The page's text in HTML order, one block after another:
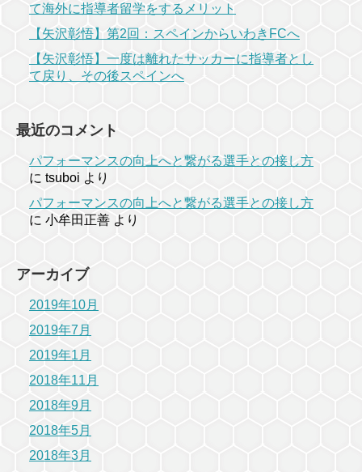
て海外に指導者留学をするメリット
【矢沢彰悟】第2回：スペインからいわきFCへ
【矢沢彰悟】一度は離れたサッカーに指導者とし
て戻り、その後スペインへ
最近のコメント
パフォーマンスの向上へと繋がる選手との接し方
に tsuboi より
パフォーマンスの向上へと繋がる選手との接し方
に 小牟田正善 より
アーカイブ
2019年10月
2019年7月
2019年1月
2018年11月
2018年9月
2018年5月
2018年3月